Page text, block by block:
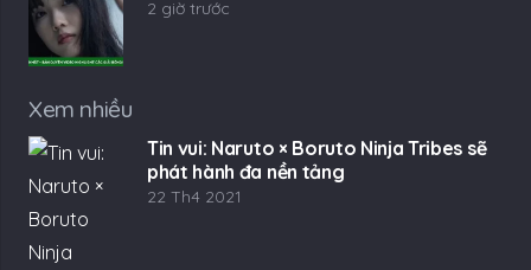
2 giờ trước
Xem nhiều
Tin vui: Naruto × Boruto Ninja Tribes sẽ
phát hành đa nền tảng
22 Th4 2021